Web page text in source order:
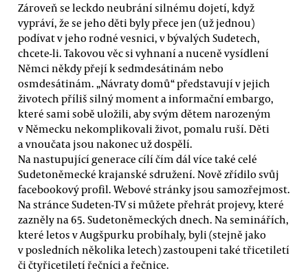
Zároveň se leckdo neubrání silnému dojetí, když
vypráví, že se jeho děti byly přece jen (už jednou)
podívat v jeho rodné vesnici, v bývalých Sudetech,
chcete-li. Takovou věc si vyhnaní a nuceně vysídlení
Němci někdy přejí k sedmdesátinám nebo
osmdesátinám. „Návraty domů“ představují v jejich
životech příliš silný moment a informační embargo,
které sami sobě uložili, aby svým dětem narozeným
v Německu nekomplikovali život, pomalu ruší. Děti
a vnoučata jsou nakonec už dospělí.
Na nastupující generace cílí čím dál více také celé
Sudetoněmecké krajanské sdružení. Nově zřídilo svůj
facebookový profil. Webové stránky jsou samozřejmost.
Na stránce Sudeten-TV si můžete přehrát projevy, které
zazněly na 65. Sudetoněmeckých dnech. Na seminářích,
které letos v Augšpurku probíhaly, byli (stejně jako
v posledních několika letech) zastoupeni také třicetiletí
či čtyřicetiletí řečníci a řečnice.